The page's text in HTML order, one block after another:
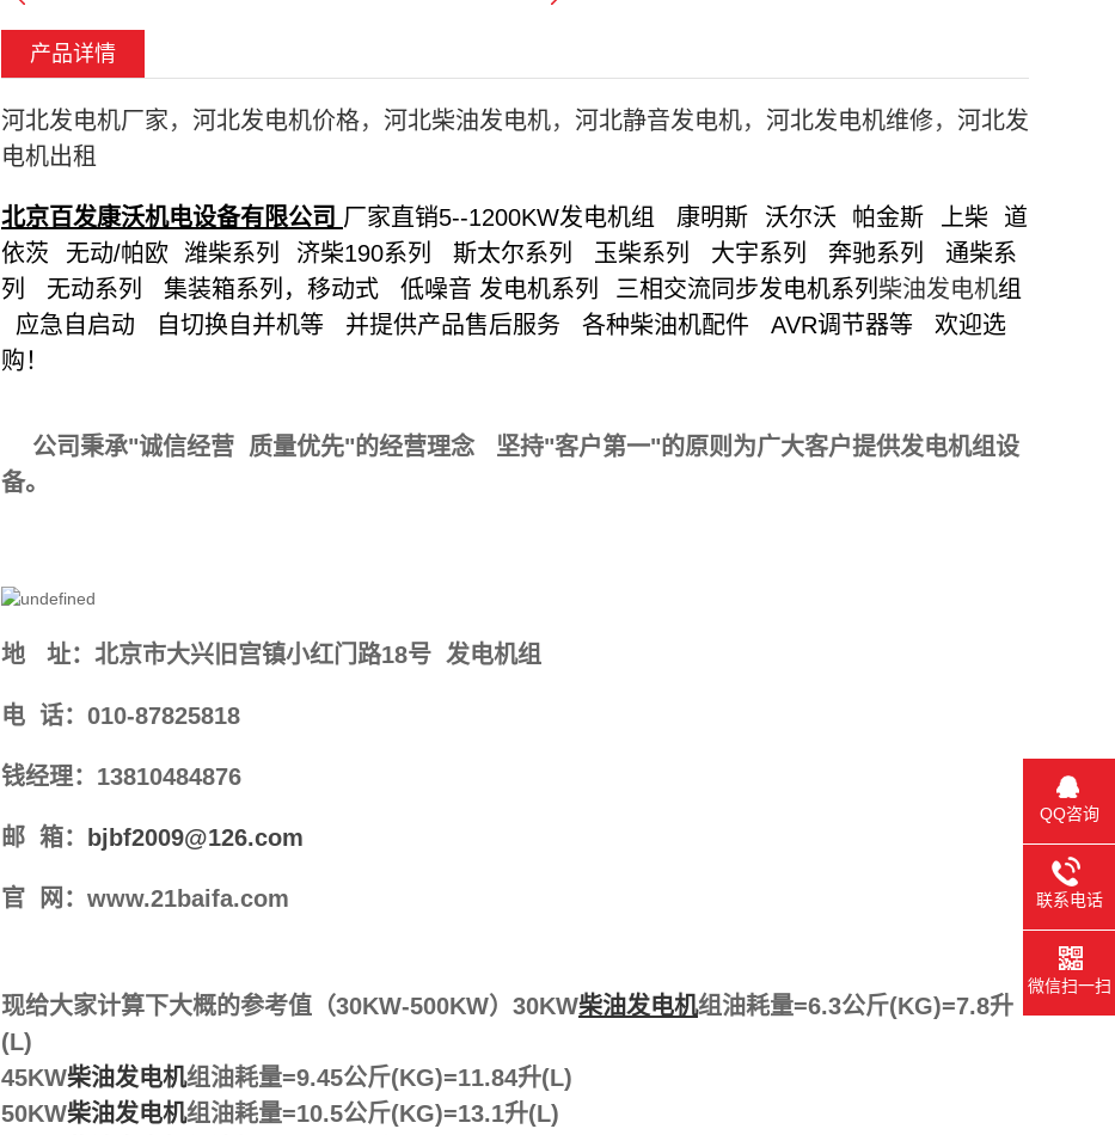
产品详情
河北发电机厂家， 河北发电机价格， 河北柴油发电机， 河北静音发电机， 河北发电机维修， 河北发
电机出租
北京百发康沃机电设备有限公司 厂家直销5--1200KW发电机组 康明斯 沃尔沃 帕金斯 上柴 道
依茨 无动/帕欧 潍柴系列 济柴190系列 斯太尔系列 玉柴系列 大宇系列 奔驰系列 通柴系
列 无动系列 集装箱系列，移动式 低噪音 发电机系列 三相交流同步发电机系列 柴油发电机组
应急自启动 自切换自并机等 并提供产品售后服务 各种柴油机配件 AVR调节器等 欢迎选
购！
公司秉承"诚信经营 质量优先"的经营理念 坚持"客户第一"的原则为广大客户提供发电机组设
备。
地 址：北京市大兴旧宫镇小红门路18号 发电机组
电 话：010-87825818
钱经理：13810484876
邮 箱： bjbf2009@126.com
官 网：www.21baifa.com
现给大家计算下大概的参考值（30KW-500KW）30KW柴油发电机组油耗量=6.3公斤(KG)=7.8升
(L)
45KW柴油发电机组油耗量=9.45公斤(KG)=11.84升(L)
50KW柴油发电机组油耗量=10.5公斤(KG)=13.1升(L)
QQ咨询
联系电话
微信扫一扫